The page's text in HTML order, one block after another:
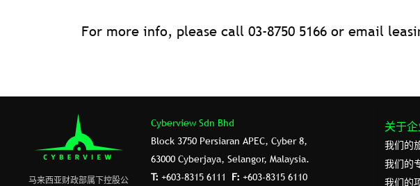
For more info, please call 03-8750 5166 or email
⻢来⻄亚财政部属下控股公
Cyberview Sdn Bhd
Block 3750 Persiaran APEC, Cyber 8,
63000 Cyberjaya, Selangor, Malaysia.
T: +603-8315 6111 F: +603-8315 6110
关于
我们的
我们的
我们的